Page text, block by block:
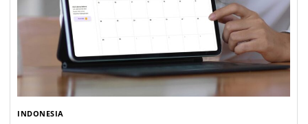
INDONESIA